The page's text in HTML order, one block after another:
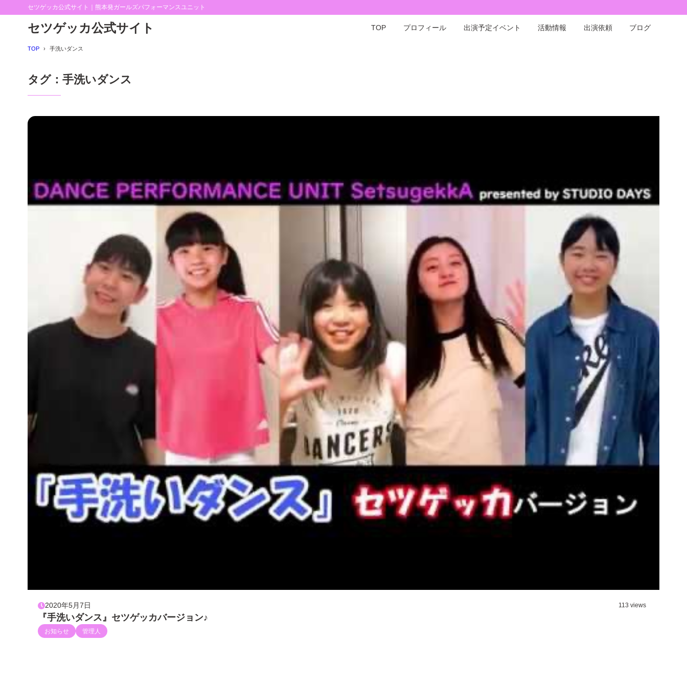
セツゲッカ公式サイト｜熊本発ガールズパフォーマンスユニット
セツゲッカ公式サイト TOP プロフィール 出演予定イベント 活動情報 出演依頼 ブログ
TOP 手洗いダンス
タグ：手洗いダンス
2020年5月7日 113 views
『手洗いダンス』セツゲッカバージョン♪
お知らせ 管理人